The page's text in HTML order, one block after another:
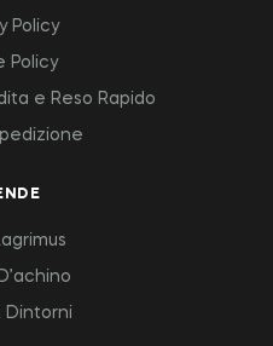
Policy
Policy
e Reso Rapido
Dintorni